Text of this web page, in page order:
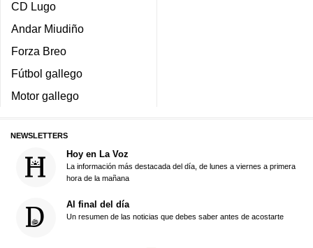
CD Lugo
Andar Miudiño
Forza Breo
Fútbol gallego
Motor gallego
NEWSLETTERS
Hoy en La Voz
La información más destacada del día, de lunes a viernes a primera
hora de la mañana
Al final del día
Un resumen de las noticias que debes saber antes de acostarte